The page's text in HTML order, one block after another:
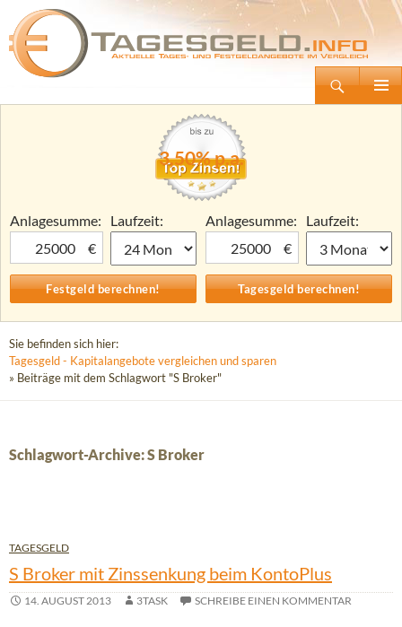
Tagesgeld.info – Tagesgeldkonten vergleichen und Tagesgeld-Zinsen berechnen
Zum
3,50% p.a.
Anlagesumme:
€
Laufzeit:
Anlagesumme:
€
Laufzeit:
Sie befinden sich hier:
Tagesgeld - Kapitalangebote vergleichen und sparen
» Beiträge mit dem Schlagwort "S Broker"
Schlagwort-Archive: S Broker
TAGESGELD
S Broker mit Zinssenkung beim KontoPlus
14. AUGUST 2013 3TASK SCHREIBE EINEN KOMMENTAR